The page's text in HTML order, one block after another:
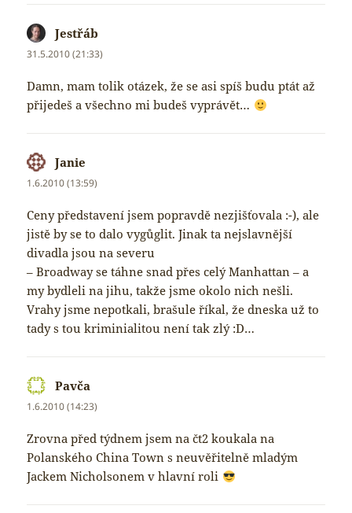
Jestřáb
31.5.2010 (21:33)
Damn, mam tolik otázek, že se asi spíš budu ptát až
přijedeš a všechno mi budeš vyprávět…
Janie
1.6.2010 (13:59)
Ceny představení jsem popravdě nezjišťovala :-), ale
jistě by se to dalo vygůglit. Jinak ta nejslavnější
divadla jsou na severu
– Broadway se táhne snad přes celý Manhattan – a
my bydleli na jihu, takže jsme okolo nich nešli.
Vrahy jsme nepotkali, brašule říkal, že dneska už to
tady s tou kriminialitou není tak zlý :D…
Pavča
1.6.2010 (14:23)
Zrovna před týdnem jsem na čt2 koukala na
Polanského China Town s neuvěřitelně mladým
Jackem Nicholsonem v hlavní roli